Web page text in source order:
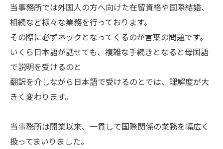
当事務所では外国人の方へ向けた在留資格や国際結婚、
相続など様々な業務を行っております。
その際に必ずネックとなってくるのが言葉の問題です。
いくら日本語が話せても、複雑な手続きとなると母国語
で説明を受けるのと
翻訳を介しながら日本語で受けるのとでは、理解度が大
きく変わります。
当事務所は開業以来、一貫して国際関係の業務を幅広く
扱ってまいりました。